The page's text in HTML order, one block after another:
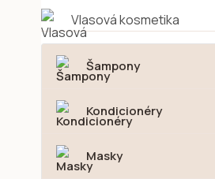
Vlasová kosmetika
Šampony
Kondicionéry
Masky